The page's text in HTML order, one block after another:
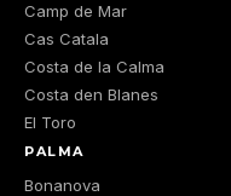
Camp de Mar
Cas Catala
Costa de la Calma
Costa den Blanes
El Toro
PALMA
Bonanova